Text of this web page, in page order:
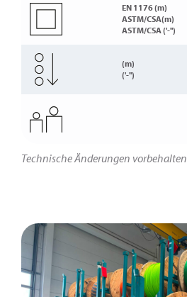
EN 1176 (m)
ASTM/CSA(m)
ASTM/CSA ('-'')
(m)
('-'')
Technische Änderungen vorbehalten